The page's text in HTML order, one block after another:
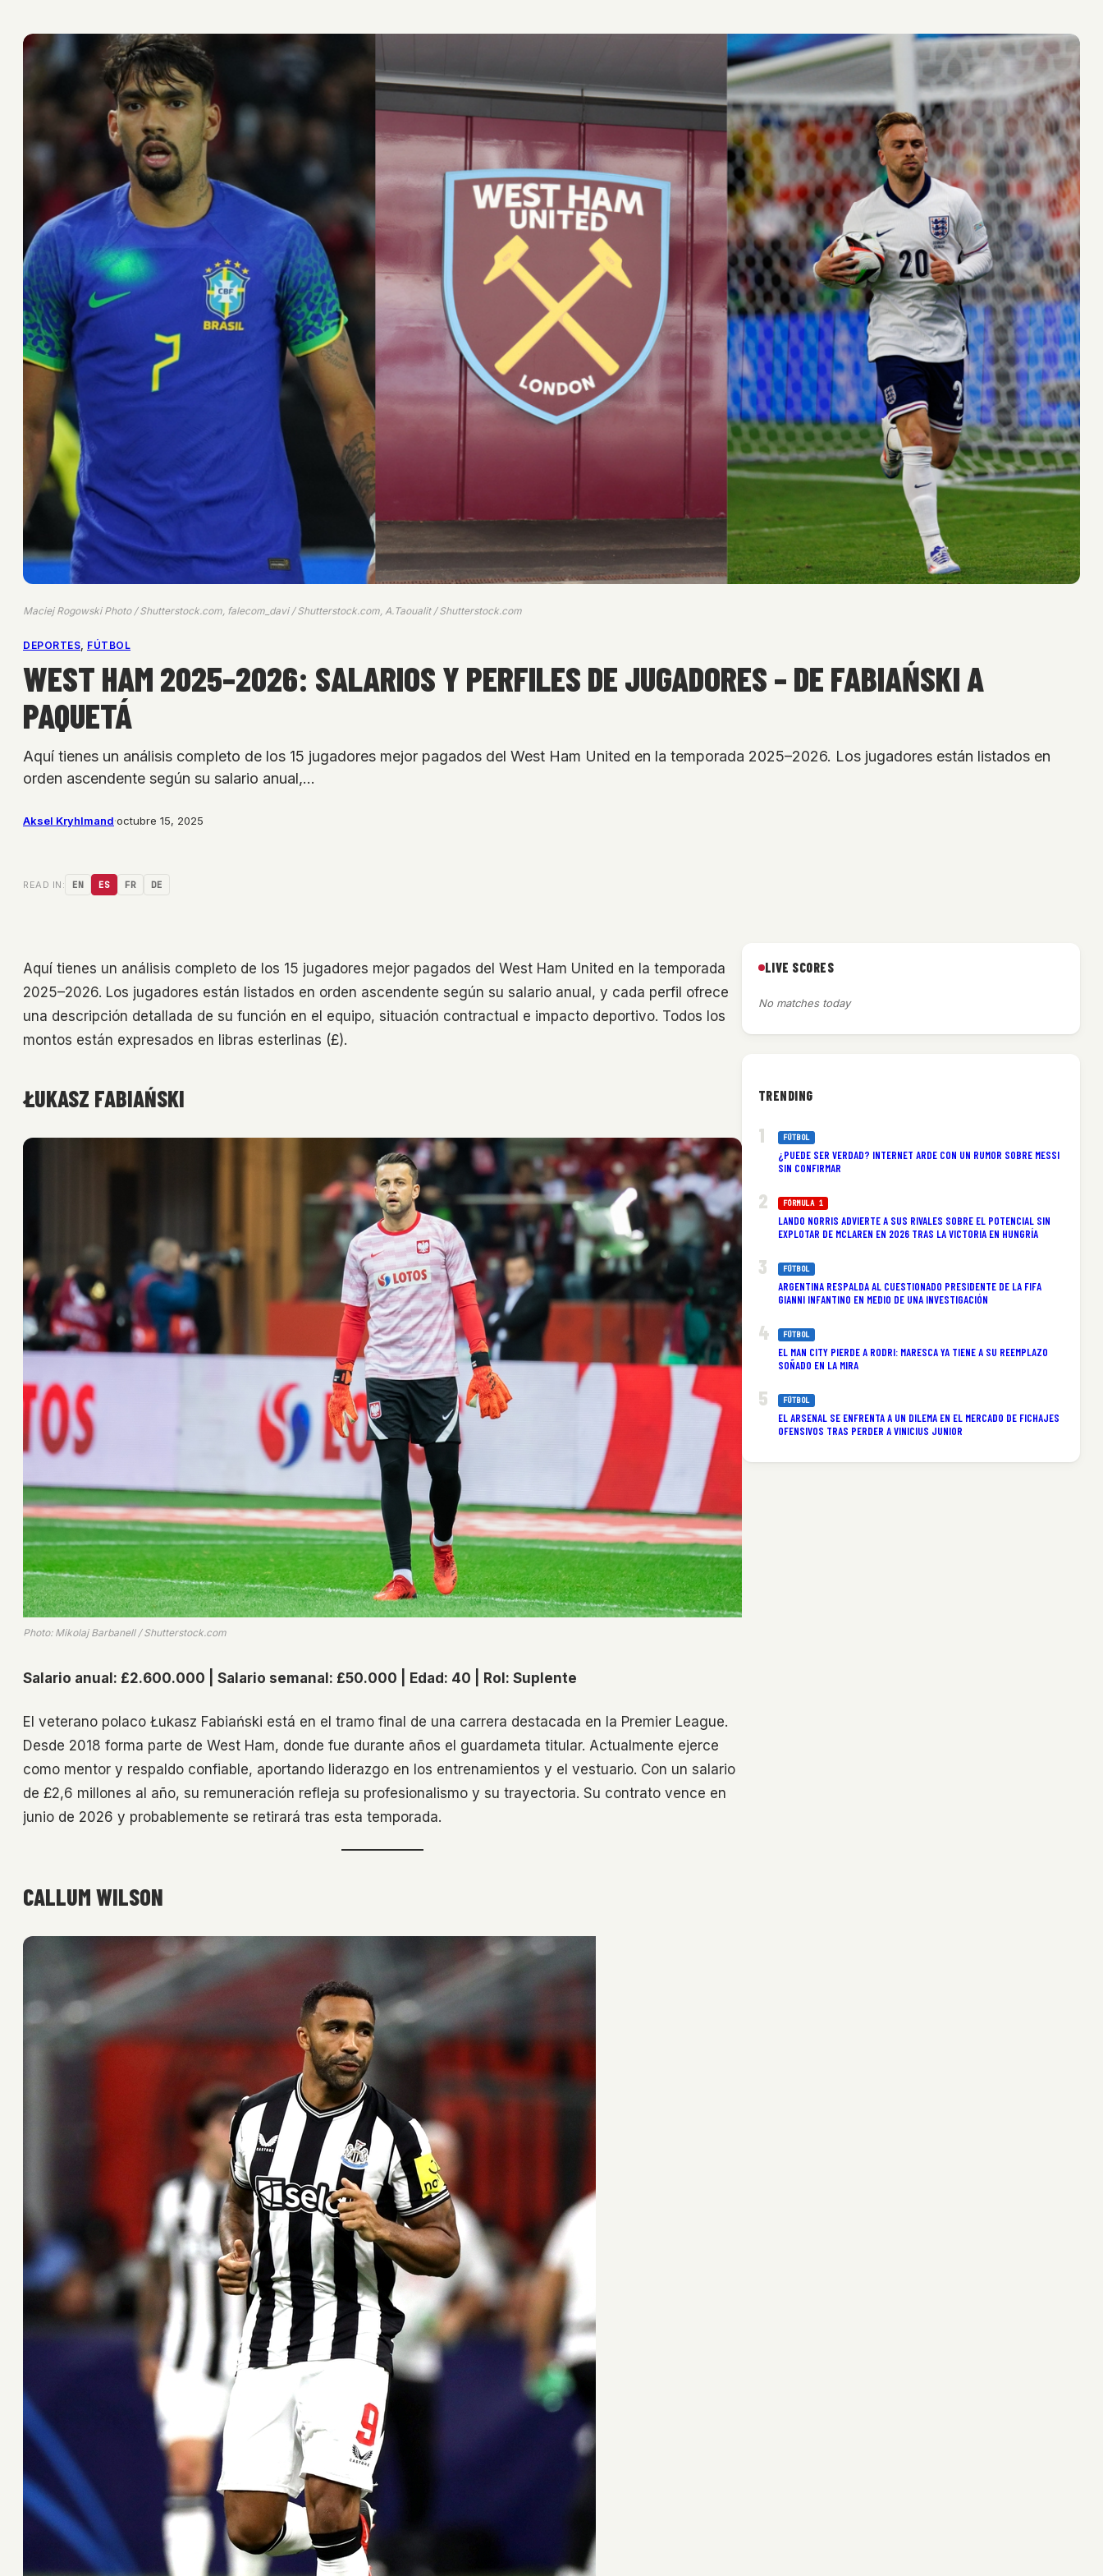
Maciej Rogowski Photo / Shutterstock.com, falecom_davi / Shutterstock.com, A.Taoualit / Shutterstock.com
DEPORTES, FÚTBOL
WEST HAM 2025–2026: SALARIOS Y PERFILES DE JUGADORES – DE FABIAŃSKI A
PAQUETÁ
Aquí tienes un análisis completo de los 15 jugadores mejor pagados del West Ham United en la temporada 2025–2026. Los jugadores están listados en
orden ascendente según su salario anual,…
Aksel Kryhlmand·octubre 15, 2025
READ IN: EN ES FR DE
Aquí tienes un análisis completo de los 15 jugadores mejor pagados del West Ham United en la temporada
2025–2026. Los jugadores están listados en orden ascendente según su salario anual, y cada perfil ofrece
una descripción detallada de su función en el equipo, situación contractual e impacto deportivo. Todos los
montos están expresados en libras esterlinas (£).
ŁUKASZ FABIAŃSKI
Photo: Mikolaj Barbanell / Shutterstock.com
Salario anual: £2.600.000 | Salario semanal: £50.000 | Edad: 40 | Rol: Suplente
El veterano polaco Łukasz Fabiański está en el tramo final de una carrera destacada en la Premier League.
Desde 2018 forma parte de West Ham, donde fue durante años el guardameta titular. Actualmente ejerce
como mentor y respaldo confiable, aportando liderazgo en los entrenamientos y el vestuario. Con un salario
de £2,6 millones al año, su remuneración refleja su profesionalismo y su trayectoria. Su contrato vence en
junio de 2026 y probablemente se retirará tras esta temporada.
CALLUM WILSON
LIVE SCORES
No matches today
TRENDING
FÚTBOL
¿PUEDE SER VERDAD? INTERNET ARDE CON UN RUMOR SOBRE MESSI
SIN CONFIRMAR
FÓRMULA 1
LANDO NORRIS ADVIERTE A SUS RIVALES SOBRE EL POTENCIAL SIN
EXPLOTAR DE MCLAREN EN 2026 TRAS LA VICTORIA EN HUNGRÍA
FÚTBOL
ARGENTINA RESPALDA AL CUESTIONADO PRESIDENTE DE LA FIFA
GIANNI INFANTINO EN MEDIO DE UNA INVESTIGACIÓN
FÚTBOL
EL MAN CITY PIERDE A RODRI: MARESCA YA TIENE A SU REEMPLAZO
SOÑADO EN LA MIRA
FÚTBOL
EL ARSENAL SE ENFRENTA A UN DILEMA EN EL MERCADO DE FICHAJES
OFENSIVOS TRAS PERDER A VINICIUS JUNIOR